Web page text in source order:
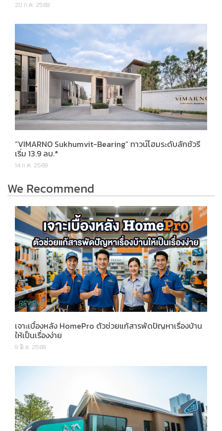
20 ก.ค. 2569
“VIMARNO Sukhumvit-Bearing” ทาวน์โฮมระดับลักชัวรี
เริ่ม 13.9 ลบ.*
14 ก.ค. 2569
We Recommend
เจาะเบื้องหลัง HomePro ตัวช่วยแก้สารพัดปัญหาเรื่องบ้าน
ให้เป็นเรื่องง่าย
9 มิ.ย. 2569